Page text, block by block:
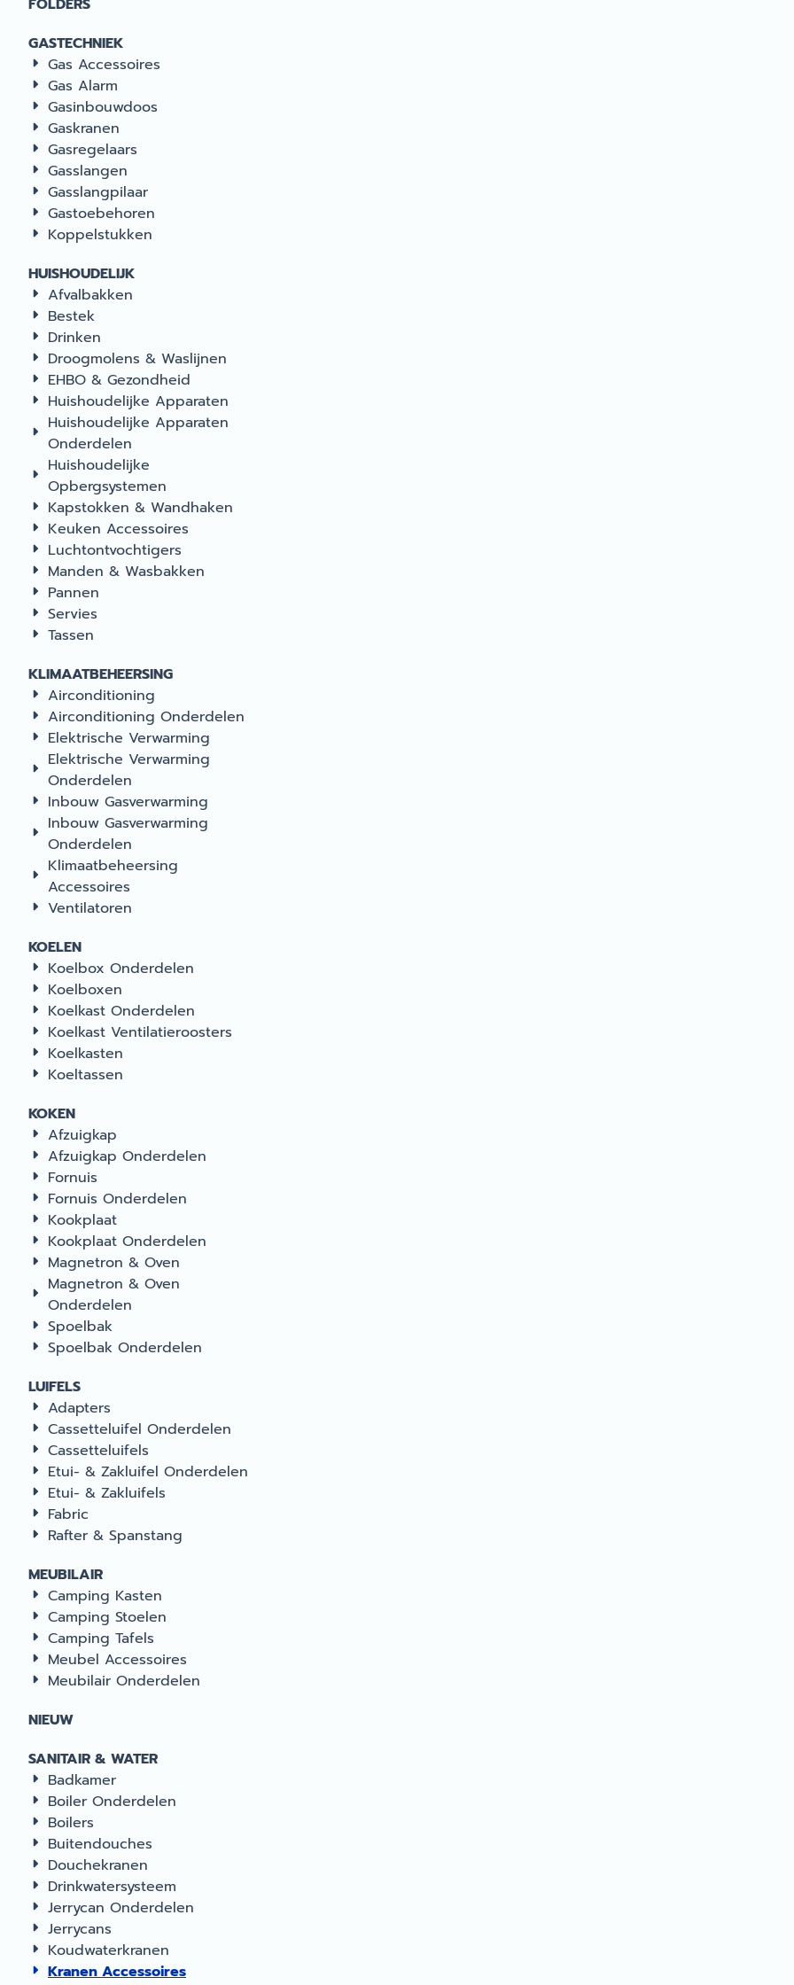
FOLDERS
GASTECHNIEK
Gas Accessoires
Gas Alarm
Gasinbouwdoos
Gaskranen
Gasregelaars
Gasslangen
Gasslangpilaar
Gastoebehoren
Koppelstukken
HUISHOUDELIJK
Afvalbakken
Bestek
Drinken
Droogmolens & Waslijnen
EHBO & Gezondheid
Huishoudelijke Apparaten
Huishoudelijke Apparaten
Onderdelen
Huishoudelijke
Opbergsystemen
Kapstokken & Wandhaken
Keuken Accessoires
Luchtontvochtigers
Manden & Wasbakken
Pannen
Servies
Tassen
KLIMAATBEHEERSING
Airconditioning
Airconditioning Onderdelen
Elektrische Verwarming
Elektrische Verwarming
Onderdelen
Inbouw Gasverwarming
Inbouw Gasverwarming
Onderdelen
Klimaatbeheersing
Accessoires
Ventilatoren
KOELEN
Koelbox Onderdelen
Koelboxen
Koelkast Onderdelen
Koelkast Ventilatieroosters
Koelkasten
Koeltassen
KOKEN
Afzuigkap
Afzuigkap Onderdelen
Fornuis
Fornuis Onderdelen
Kookplaat
Kookplaat Onderdelen
Magnetron & Oven
Magnetron & Oven
Onderdelen
Spoelbak
Spoelbak Onderdelen
LUIFELS
Adapters
Cassetteluifel Onderdelen
Cassetteluifels
Etui- & Zakluifel Onderdelen
Etui- & Zakluifels
Fabric
Rafter & Spanstang
MEUBILAIR
Camping Kasten
Camping Stoelen
Camping Tafels
Meubel Accessoires
Meubilair Onderdelen
NIEUW
SANITAIR & WATER
Badkamer
Boiler Onderdelen
Boilers
Buitendouches
Douchekranen
Drinkwatersysteem
Jerrycan Onderdelen
Jerrycans
Koudwaterkranen
Kranen Accessoires